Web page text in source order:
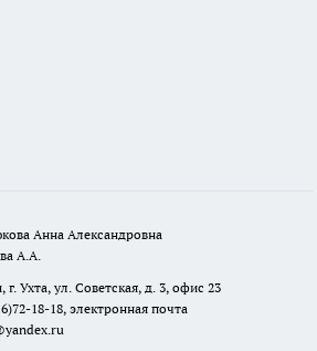
Анна Александровна
А.А.
г. Ухта, ул. Советская, д. 3, офис 23
18-18, электронная почта